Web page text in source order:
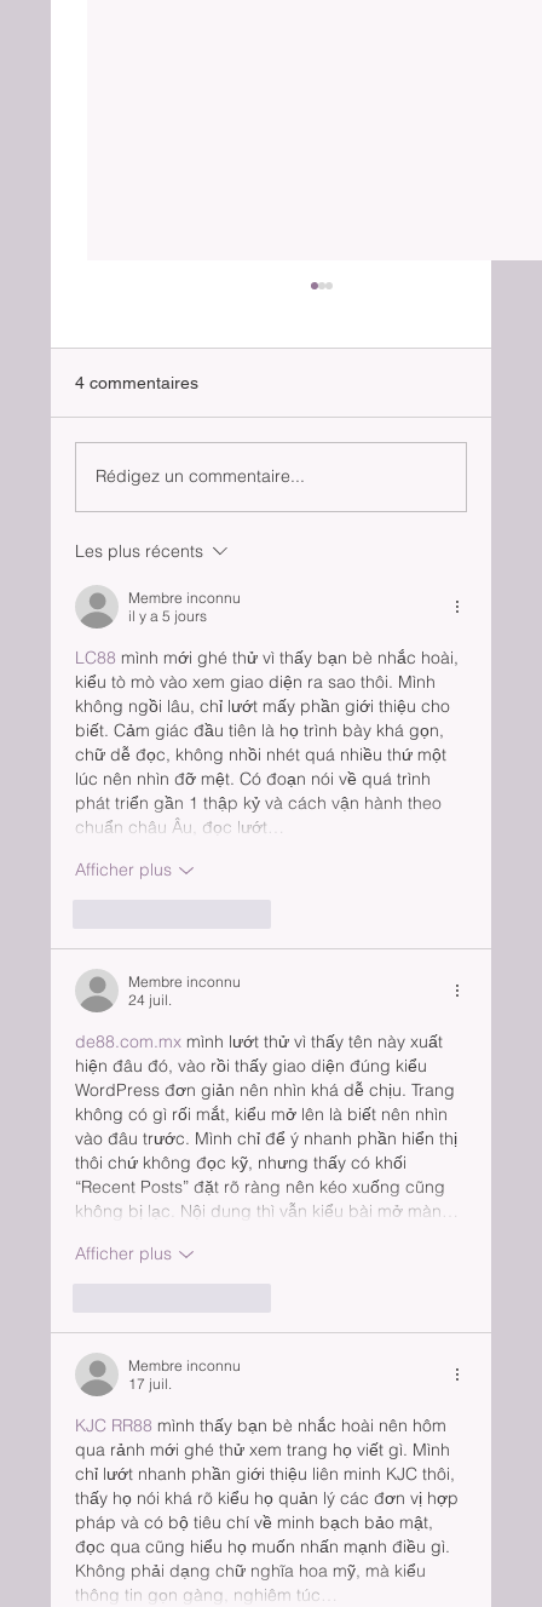
Le chat parachutiste
4 commentaires
Rédigez un commentaire...
Les plus récents
Membre inconnu
il y a 5 jours
LC88 mình mới ghé thử vì thấy bạn bè nhắc hoài,
kiểu tò mò vào xem giao diện ra sao thôi. Mình
không ngồi lâu, chỉ lướt mấy phần giới thiệu cho
biết. Cảm giác đầu tiên là họ trình bày khá gọn,
chữ dễ đọc, không nhồi nhét quá nhiều thứ một
lúc nên nhìn đỡ mệt. Có đoạn nói về quá trình
phát triển gần 1 thập kỷ và cách vận hành theo
chuẩn châu Âu, đọc lướt…
Afficher plus
Membre inconnu
24 juil.
de88.com.mx mình lướt thử vì thấy tên này xuất
hiện đâu đó, vào rồi thấy giao diện đúng kiểu
WordPress đơn giản nên nhìn khá dễ chịu. Trang
không có gì rối mắt, kiểu mở lên là biết nên nhìn
vào đâu trước. Mình chỉ để ý nhanh phần hiển thị
thôi chứ không đọc kỹ, nhưng thấy có khối
“Recent Posts” đặt rõ ràng nên kéo xuống cũng
không bị lạc. Nội dung thì vẫn kiểu bài mở màn…
Afficher plus
Membre inconnu
17 juil.
KJC RR88 mình thấy bạn bè nhắc hoài nên hôm
qua rảnh mới ghé thử xem trang họ viết gì. Mình
chỉ lướt nhanh phần giới thiệu liên minh KJC thôi,
thấy họ nói khá rõ kiểu họ quản lý các đơn vị hợp
pháp và có bộ tiêu chí về minh bạch bảo mật,
đọc qua cũng hiểu họ muốn nhấn mạnh điều gì.
Không phải dạng chữ nghĩa hoa mỹ, mà kiểu
thông tin gọn gàng, nghiêm túc…